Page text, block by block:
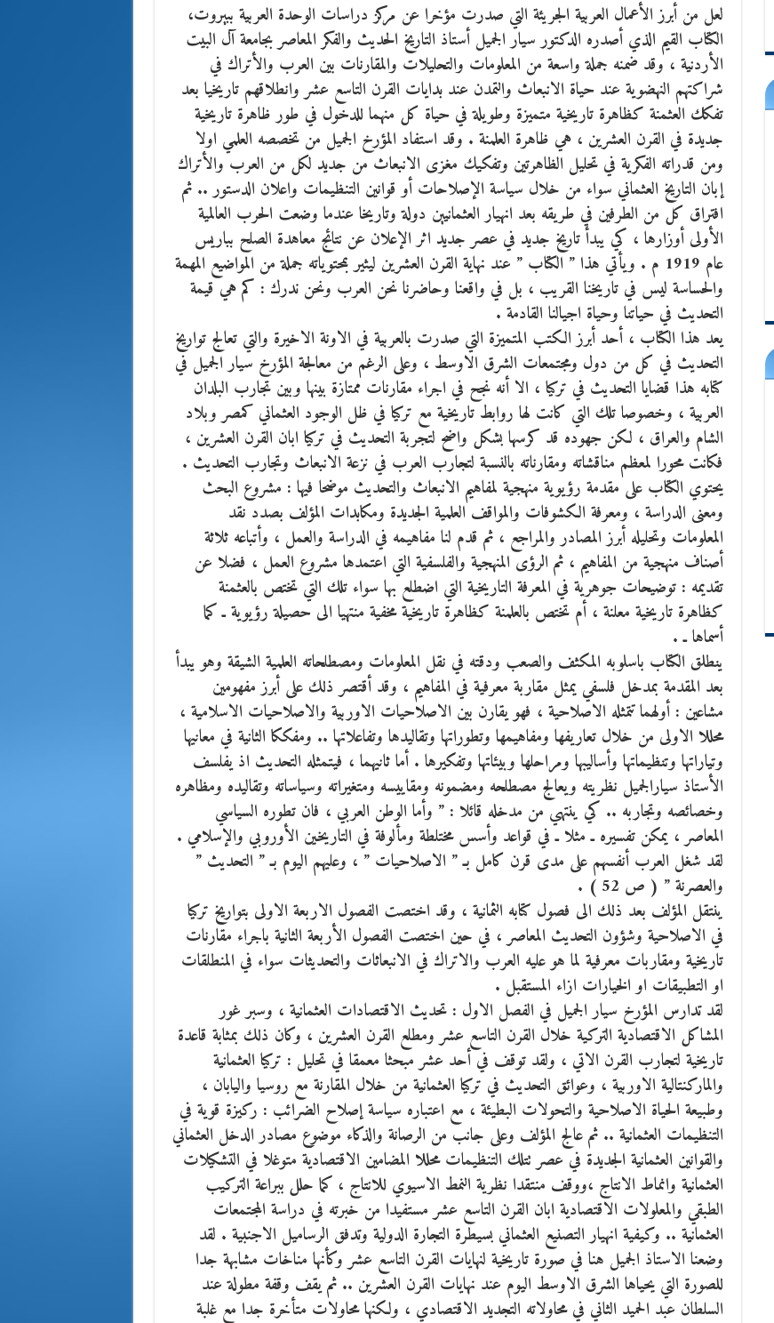
لعل من أبرز الأعمال العربية الجريئة التي صدرت مؤخرا عن مركز دراسات الوحدة العربية ببيروت،
الكتاب القيم الذي أصدره الدكتور سيار الجميل أستاذ التاريخ الحديث والفكر المعاصر بجامعة آل البيت
الأردنية ، وقد ضمنه جملة واسعة من المعلومات والتحليلات والمقارنات بين العرب والأتراك في
شراكتهم النهضوية عند حياة الانبعاث والتمدن عند بدايات القرن التاسع عشر وانطلاقهم تاريخيا بعد
تفكك العثمنة كظاهرة تاريخية متميزة وطويلة في حياة كل منهما للدخول في طور ظاهرة تاريخية
جديدة في القرن العشرين ، هي ظاهرة العلمنة . وقد استفاد المؤرخ الجميل من تخصصه العلمي اولا
ومن قدراته الفكرية في تحليل الظاهرتين وتفكيك مغزى الانبعاث من جديد لكل من العرب والأتراك
إبان التاريخ العثماني سواء من خلال سياسة الإصلاحات أو قوانين التنظيمات واعلان الدستور .. ثم
افتراق كل من الطرفين في طريقه بعد انهيار العثمانيين دولة وتاريخا عندما وضعت الحرب العالمية
الأولى أوزارها ، كي يبدأ تاريخ جديد في عصر جديد اثر الإعلان عن نتائج معاهدة الصلح بباريس
عام 1919 م . ويأتي هذا ” الكتاب ” عند نهاية القرن العشرين ليثير بمحتوياته جملة من المواضيع المهمة
والحساسة ليس في تاريخنا القريب ، بل في واقعنا وحاضرنا نحن العرب ونحن ندرك : كم هي قيمة
التحديث في حياتنا وحياة اجيالنا القادمة .
يعد هذا الكتاب ، أحد أبرز الكتب المتميزة التي صدرت بالعربية في الاونة الاخيرة والتي تعالج تواريخ
التحديث في كل من دول ومجتمعات الشرق الاوسط ، وعلى الرغم من معالجة المؤرخ سيار الجميل في
كتابه هذا قضايا التحديث في تركيا ، الا أنه نجح في اجراء مقارنات ممتازة بينها وبين تجارب البلدان
العربية ، وخصوصا تلك التي كانت لها روابط تاريخية مع تركيا في ظل الوجود العثماني كمصر وبلاد
الشام والعراق ، لكن جهوده قد كرسها بشكل واضح لتجربة التحديث في تركيا ابان القرن العشرين ،
فكانت محورا لمعظم مناقشاته ومقارناته بالنسبة لتجارب العرب في نزعة الانبعاث وتجارب التحديث .
يحتوي الكتاب على مقدمة رؤيوية منهجية لمفاهيم الانبعاث والتحديث موضحا فيها : مشروع البحث
ومعنى الدراسة ، ومعرفة الكشوفات والمواقف العلمية الجديدة ومكابدات المؤلف بصدد نقد
المعلومات وتحليله أبرز المصادر والمراجع ، ثم قدم لنا مفاهيمه في الدراسة والعمل ، وأتباعه ثلاثة
أصناف منهجية من المفاهيم ، ثم الرؤى المنهجية والفلسفية التي اعتمدها مشروع العمل ، فضلا عن
تقديمه : توضيحات جوهرية في المعرفة التاريخية التي اضطلع بها سواء تلك التي تختص بالعثمنة
كظاهرة تاريخية معلنة ، أم تختص بالعلمنة كظاهرة تاريخية مخفية منتهيا الى حصيلة رؤيوية ـ كما
أسماها ـ .
ينطلق الكتاب باسلوبه المكثف والصعب ودقته في نقل المعلومات ومصطلحاته العلمية الشيقة وهو يبدأ
بعد المقدمة بمدخل فلسفي يمثل مقاربة معرفية في المفاهيم ، وقد أقتصر ذلك على أبرز مفهومين
مشاعين : أولهما تتمثله الاصلاحية ، فهو يقارن بين الاصلاحيات الاوربية والاصلاحيات الاسلامية ،
محللا الاولى من خلال تعاريفها ومفاهيمها وتطوراتها وتقاليدها وتفاعلاتها .. ومفككا الثانية في معانيها
وتياراتها وتنظيماتها وأساليبها ومراحلها وبيئاتها وتفكيرها . أما ثانيهما ، فيتمثله التحديث اذ يفلسف
الأستاذ سيارالجميل نظريته ويعالج مصطلحه ومضمونه ومقاييسه ومتغيراته وسياساته وتقاليده ومظاهره
وخصائصه وتجاربه .. كي ينتهي من مدخله قائلا : ” وأما الوطن العربي ، فان تطوره السياسي
المعاصر ، يمكن تفسيره ـ مثلا ـ في قواعد وأسس مختلطة ومألوفة في التاريخين الأوروبي والإسلامي .
لقد شغل العرب أنفسهم على مدى قرن كامل بـ ” الاصلاحيات ” ، وعليهم اليوم بـ ” التحديث ”
والعصرنة ” ( ص 52 ) .
ينتقل المؤلف بعد ذلك الى فصول كتابه الثمانية ، وقد اختصت الفصول الاربعة الاولى بتواريخ تركيا
في الاصلاحية وشؤون التحديث المعاصر ، في حين اختصت الفصول الأربعة الثانية باجراء مقارنات
تاريخية ومقاربات معرفية لما هو عليه العرب والاتراك في الانبعاثات والتحديثات سواء في المنطلقات
او التطبيقات او الخيارات ازاء المستقبل .
لقد تدارس المؤرخ سيار الجميل في الفصل الاول : تحديث الاقتصادات العثمانية ، وسبر غور
المشاكل الاقتصادية التركية خلال القرن التاسع عشر ومطلع القرن العشرين ، وكان ذلك بمثابة قاعدة
تاريخية لتجارب القرن الاتي ، ولقد توقف في أحد عشر مبحثا معمقا في تحليل : تركيا العثمانية
والماركنتالية الاوربية ، وعوائق التحديث في تركيا العثمانية من خلال المقارنة مع روسيا واليابان ،
وطبيعة الحياة الاصلاحية والتحولات البطيئة ، مع اعتباره سياسة إصلاح الضرائب : ركيزة قوية في
التنظيمات العثمانية .. ثم عالج المؤلف وعلى جانب من الرصانة والذكاء موضوع مصادر الدخل العثماني
والقوانين العثمانية الجديدة في عصر تتلك التنظيمات محللا المضامين الاقتصادية متوغلا في التشكيلات
العثمانية وانماط الانتاج ،ووقف منتقدا نظرية النمط الاسيوي للانتاج ، كما حلل ببراعة التركيب
الطبقي والمعلولات الاقتصادية ابان القرن التاسع عشر مستفيدا من خبرته في دراسة المجتمعات
العثمانية .. وكيفية انهيار التصنيع العثماني بسيطرة التجارة الدولية وتدفق الرساميل الاجنبية . لقد
وضعنا الاستاذ الجميل هنا في صورة تاريخية لنهايات القرن التاسع عشر وكأنها مناخات مشابهة جدا
للصورة التي يحياها الشرق الاوسط اليوم عند نهايات القرن العشرين .. ثم يقف وقفة مطولة عند
السلطان عبد الحميد الثاني في محاولاته التجديد الاقتصادي ، ولكنها محاولات متأخرة جدا مع غلبة